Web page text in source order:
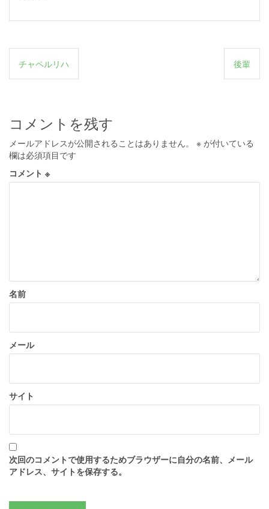
投
稿
ビ
ゲ
ー
シ
チャペルリハ 後輩
コメントを残す
メールアドレスが公開されることはありません。 ※ が付いている
欄は必須項目です
コメント ※
名前
メール
サイト
次回のコメントで使用するためブラウザーに自分の名前、メール
アドレス、サイトを保存する。